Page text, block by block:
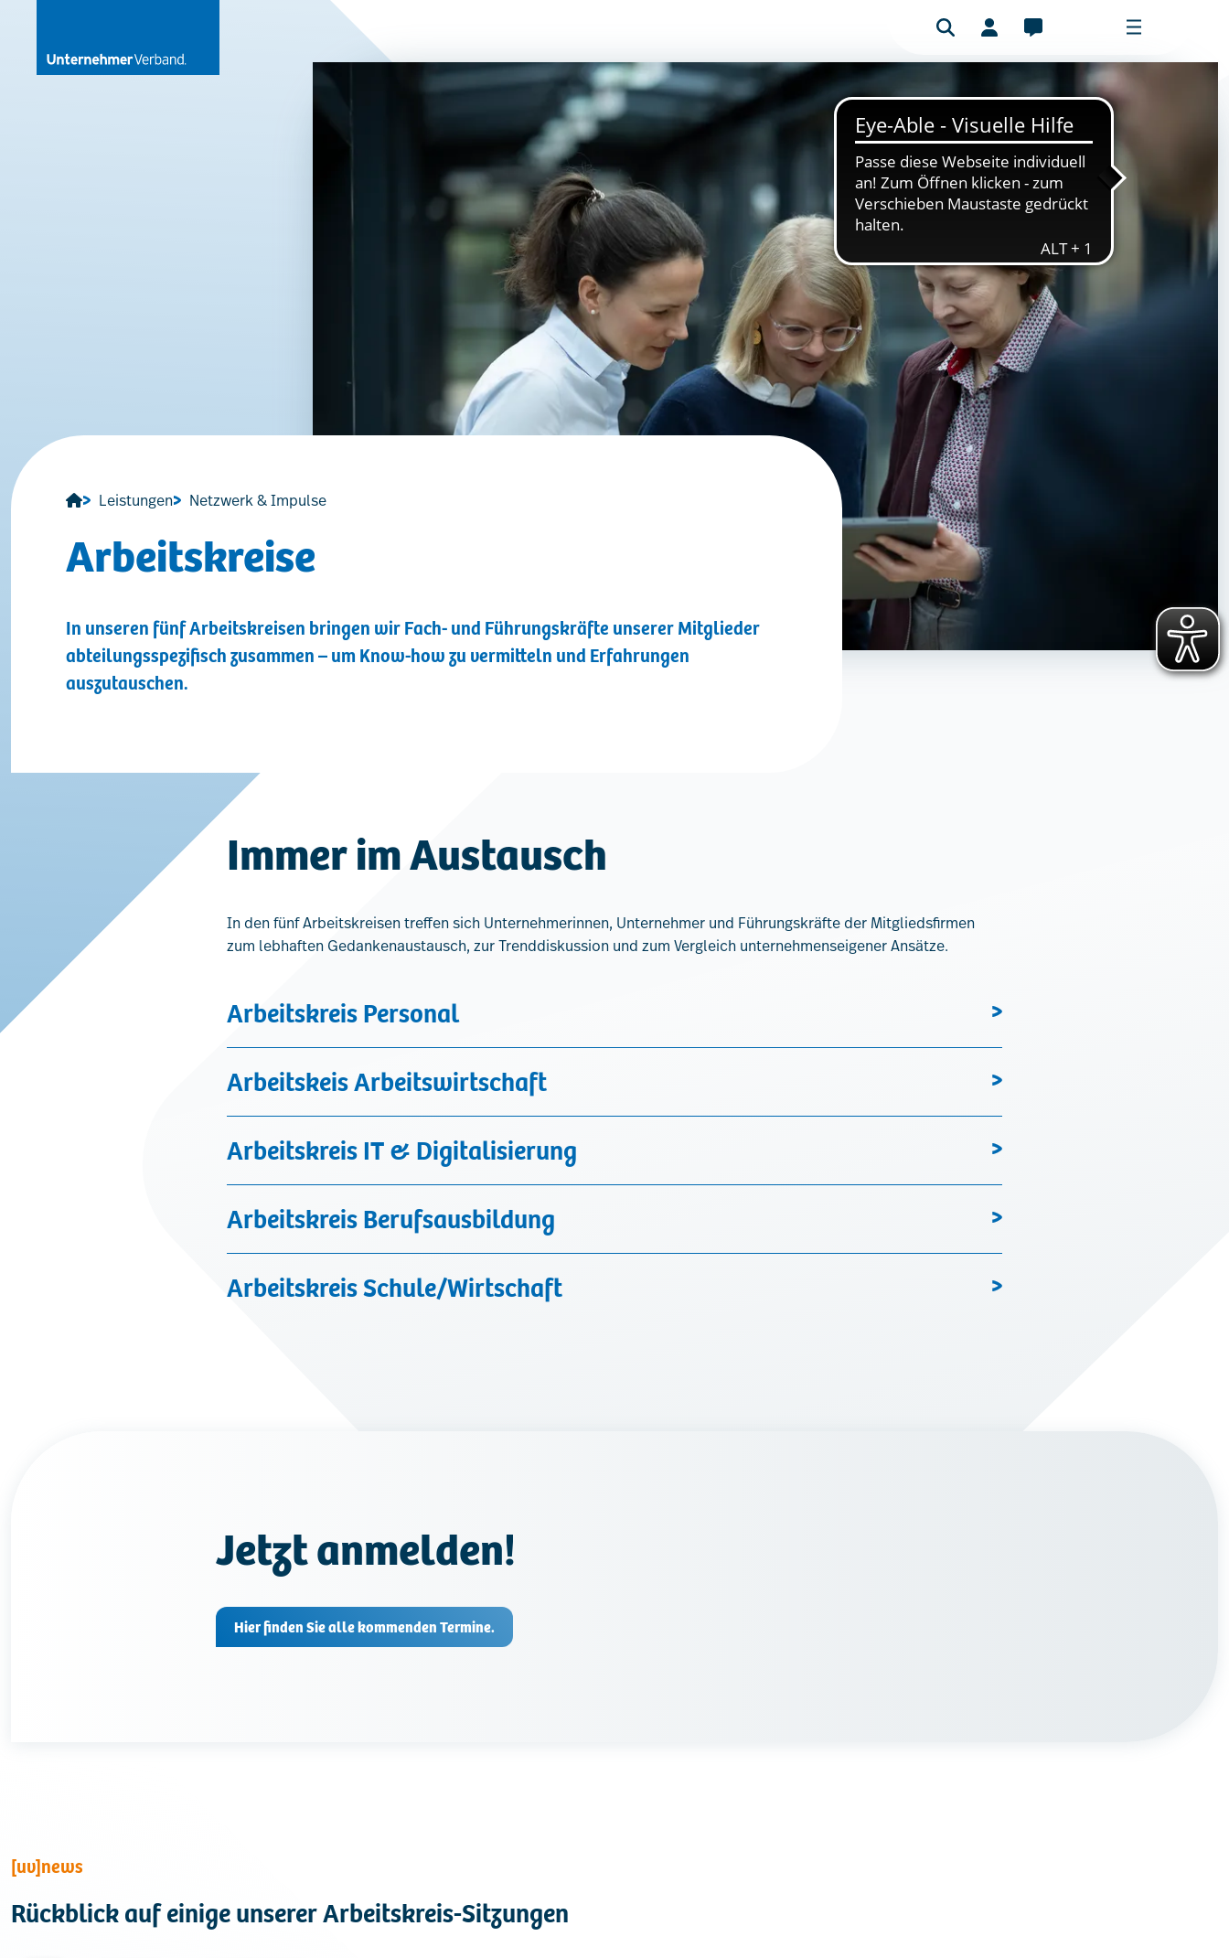
Benutzeranmeldung
Mitgliederbereich
Bitte füllen Sie das Formular aus, um
sich anzumelden.
E-Mail-Adresse
Passwort
Haben Sie ihr Passwort vergessen?
Klicken Sie hier
vergeben.
Sie haben noch keinen Account?
Hier können Sie sich registrieren
Leistungen Netzwerk & Impulse
Arbeitskreise
In unseren fünf Arbeitskreisen bringen wir Fach- und Führungskräfte unserer Mitglieder
abteilungsspezifisch zusammen – um Know-how zu vermitteln und Erfahrungen
auszutauschen.
Immer im Austausch
In den fünf Arbeitskreisen treffen sich Unternehmerinnen, Unternehmer und Führungskräfte der Mitgliedsfirmen
zum lebhaften Gedankenaustausch, zur Trenddiskussion und zum Vergleich unternehmenseigener Ansätze.
Arbeitskreis Personal
Arbeitskeis Arbeitswirtschaft
Arbeitskreis IT & Digitalisierung
Arbeitskreis Berufsausbildung
Arbeitskreis Schule/Wirtschaft
Jetzt anmelden!
Hier finden Sie alle kommenden Termine.
[uv]news
Rückblick auf einige unserer Arbeitskreis-Sitzungen